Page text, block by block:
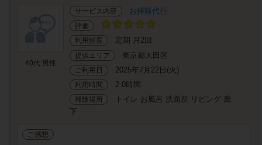
40代 男性
サービス内容 お掃除代行
評価
利用頻度
定期 月2回
提供エリア 東京都大田区
ご利用日 2025年7月22日(火)
利用時間 2.0時間
掃除場所
トイレ お風呂 洗面所 リビング 廊
下
ご感想